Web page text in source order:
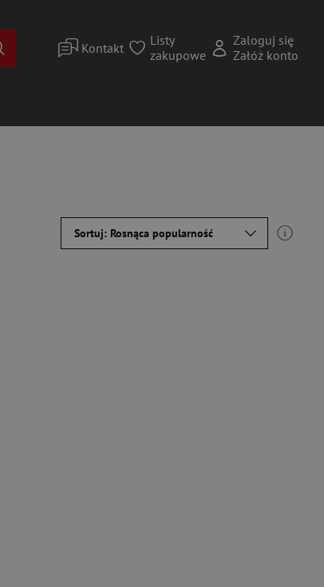
Kontakt
Listy
zakupowe
Zaloguj się
Załóż konto
Sortuj: Rosnąca popularność